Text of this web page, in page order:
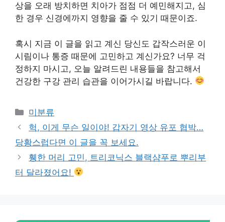
상을 오래 방치하면 치아가 점점 더 예민해지고, 심
한 경우 신경에까지 영향을 줄 수 있기 때문이죠.
혹시 지금 이 글을 읽고 계신 당신도 갑작스러운 이
시림이나 통증 때문에 고민하고 계신가요? 너무 걱
정하지 마시고, 오늘 알려드린 내용들을 참고해서
건강한 구강 관리 습관을 이어가시길 바랍니다.
Categories
미분류
헉, 이게 무슨 일이야! 갑자기 영상 유포 협박…
당황스럽다면 이 글을 꼭 보세요.
휑한 머리 고민, 트리코닉스 블랙샴푸로 뿌리부
터 달라졌어요!